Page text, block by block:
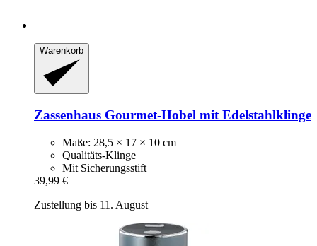
Warenkorb
Zassenhaus Gourmet-​Hobel mit Edelstahlklinge
Maße: 28,5 × 17 × 10 cm
Qualitäts-Klinge
Mit Sicherungsstift
39,99 €
Zustellung bis 11. August